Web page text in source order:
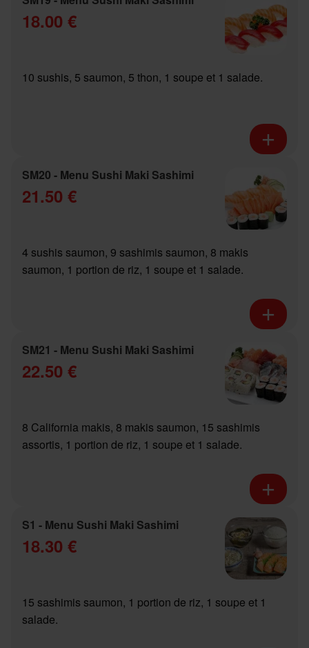
18.00 €
10 sushis, 5 saumon, 5 thon, 1 soupe et 1 salade.
SM20 - Menu Sushi Maki Sashimi
21.50 €
4 sushis saumon, 9 sashimis saumon, 8 makis
saumon, 1 portion de riz, 1 soupe et 1 salade.
SM21 - Menu Sushi Maki Sashimi
22.50 €
8 California makis, 8 makis saumon, 15 sashimis
assortis, 1 portion de riz, 1 soupe et 1 salade.
S1 - Menu Sushi Maki Sashimi
18.30 €
15 sashimis saumon, 1 portion de riz, 1 soupe et 1
salade.